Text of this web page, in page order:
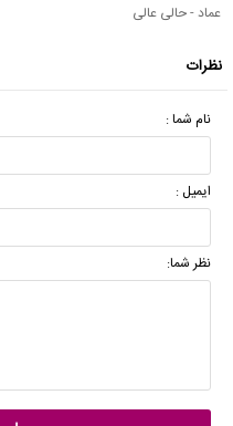
عماد - حالی عالی
نظرات
نام شما :
ایمیل :
نظر شما: